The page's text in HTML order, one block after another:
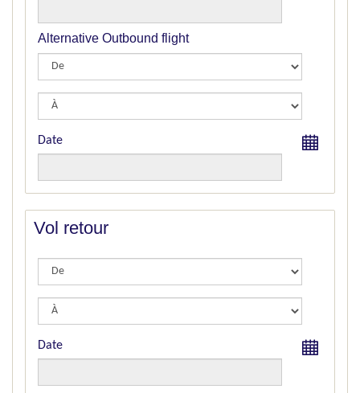
Alternative Outbound flight
Date
Vol retour
Date